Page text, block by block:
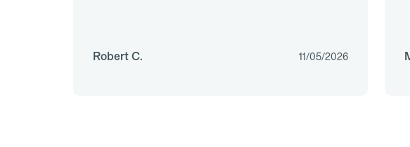
Robert C. 11/05/2026